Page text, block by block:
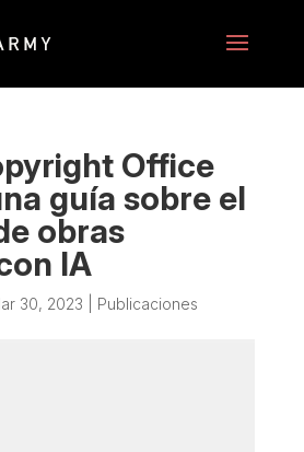
Office
guía sobre el
obras
IA
30, 2023 Publicaciones